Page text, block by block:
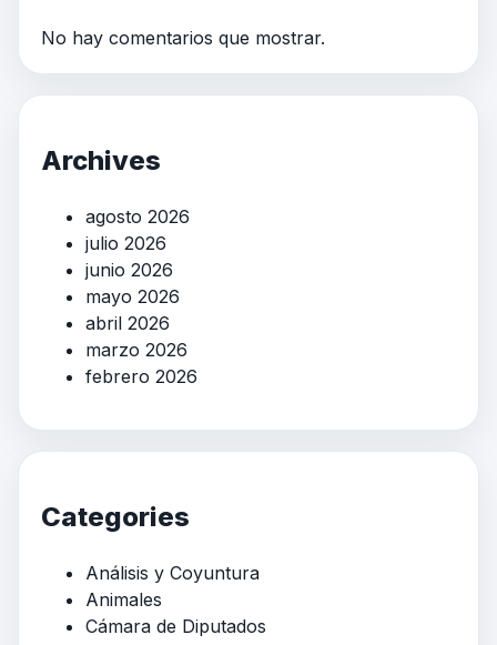
No hay comentarios que mostrar.
Archives
agosto 2026
julio 2026
junio 2026
mayo 2026
abril 2026
marzo 2026
febrero 2026
Categories
Análisis y Coyuntura
Animales
Cámara de Diputados